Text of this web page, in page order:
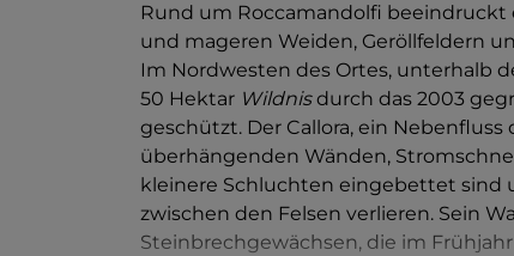
Rund um Roccamandolfi
und mageren Weiden, Geröllfeldern
Im Nordwesten des Ortes, unterhalb
50 Hektar Wildnisdurch das 2003
geschützt. Der Callora, ein
überhängenden Wänden,
kleinere Schluchten eingebettet sind
zwischen den Felsen verlieren. Sein
Steinbrechgewächsen, die im